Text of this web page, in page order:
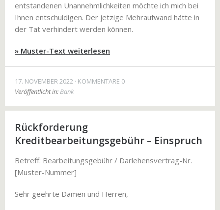
entstandenen Unannehmlichkeiten möchte ich mich bei
Ihnen entschuldigen. Der jetzige Mehraufwand hätte in
der Tat verhindert werden können.
» Muster-Text weiterlesen
17. NOVEMBER 2022 KOMMENTARE 0
Veröffentlicht in:Bank
Rückforderung
Kreditbearbeitungsgebühr – Einspruch
Betreff: Bearbeitungsgebühr / Darlehensvertrag-Nr.
[Muster-Nummer]
Sehr geehrte Damen und Herren,